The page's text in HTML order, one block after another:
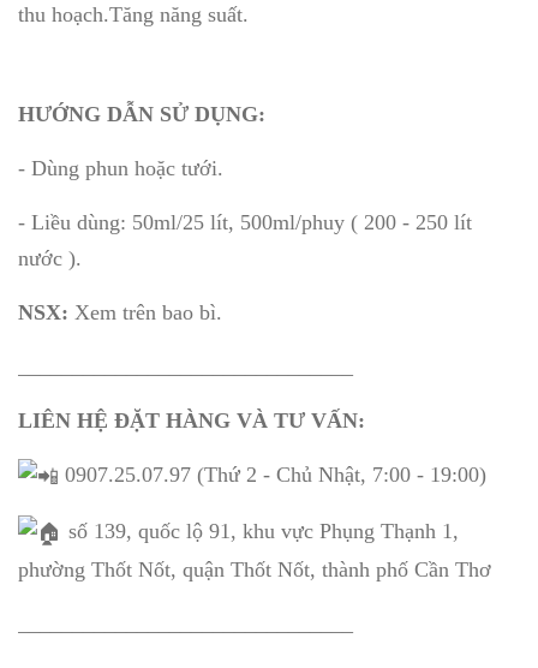
thu hoạch.Tăng năng suất.
HƯỚNG DẪN SỬ DỤNG:
- Dùng phun hoặc tưới.
- Liều dùng: 50ml/25 lít, 500ml/phuy ( 200 - 250 lít
nước ).
NSX: Xem trên bao bì.
LIÊN HỆ ĐẶT HÀNG VÀ TƯ VẤN:
0907.25.07.97 (Thứ 2 - Chủ Nhật, 7:00 - 19:00)
số 139, quốc lộ 91, khu vực Phụng Thạnh 1,
phường Thốt Nốt, quận Thốt Nốt, thành phố Cần Thơ